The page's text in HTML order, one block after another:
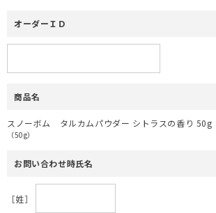
オーダーＩＤ
商品名
スノーボム タルカムパウダー シトラスの香り 50g
（50g）
お問い合わせ時氏名
［姓］